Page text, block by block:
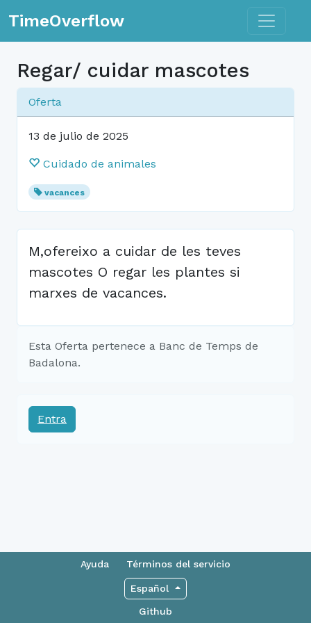
TimeOverflow Toggle
Regar/ cuidar mascotes
Oferta
13 de julio de 2025
Cuidado de animales
vacances
M,ofereixo a cuidar de les teves
mascotes O regar les plantes si
marxes de vacances.
Esta Oferta pertenece a Banc de Temps de
Badalona.
Entra
Ayuda Términos del servicio
Español
Github